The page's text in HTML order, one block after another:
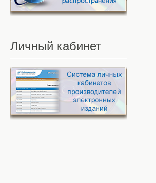
Личный кабинет